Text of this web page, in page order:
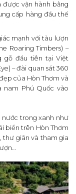
được vận hành bằng
cấp hàng đầu thế
mạnh với tàu lượn
Roaring Timbers) –
gỗ đầu tiên tại Việt
– đài quan sát 360
của Hòn Thơm và
nam Phú Quốc vào
nước trong xanh như
biển trên Hòn Thơm
thư giãn và tham gia